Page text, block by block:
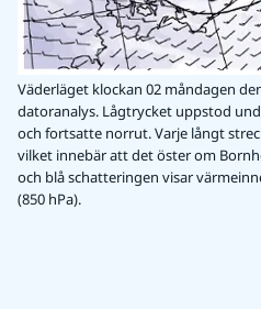
Väderläget klockan 02 måndagen
datoranalys. Lågtrycket uppstod
och fortsatte norrut. Varje långt
vilket innebär att det öster om
och blå schatteringen visar
(850 hPa).